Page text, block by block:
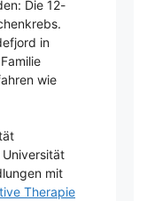
Die 12-
in
wie
mit
Therapie